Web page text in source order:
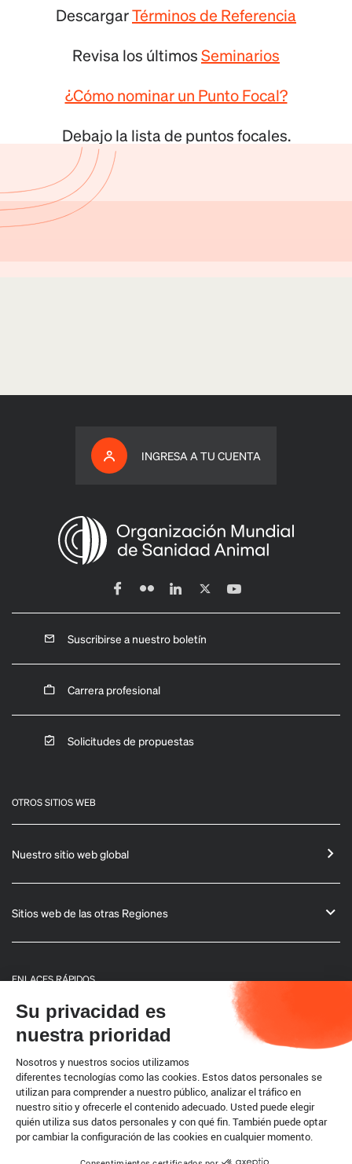
DescargarTérminos de Referencia
Revisa los últimosSeminarios
¿Cómo nominar un Punto Focal?
Debajo la lista de puntos focales.
INGRESA A TU CUENTA
Suscribirse a nuestro boletín
Carrera profesional
Solicitudes de propuestas
OTROS SITIOS WEB
Nuestro sitio web global
Sitios web de las otras Regiones
ENLACES RÁPIDOS
Informaciones generales
Boletín
Código terrestre
Cookies
Su privacidad es
nuestra prioridad
Nosotros y nuestros socios utilizamos
diferentes tecnologías como las cookies. Estos datos personales se
utilizan para comprender a nuestro público, analizar el tráfico en
nuestro sitio y ofrecerle el contenido adecuado. Usted puede elegir
quién utiliza sus datos personales y con qué fin. También puede optar
por cambiar la configuración de las cookies en cualquier momento.